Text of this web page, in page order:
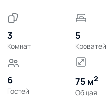
3
Комнат
5
Кроватей
6
Гостей
75 м2
Общая